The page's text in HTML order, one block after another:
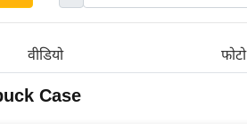
वीडियो फोटो
Case